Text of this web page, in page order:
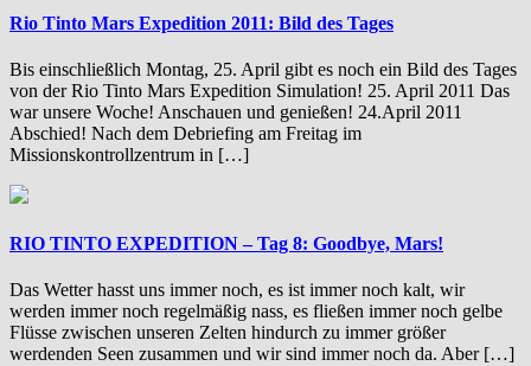
Rio Tinto Mars Expedition 2011: Bild des Tages
Bis einschließlich Montag, 25. April gibt es noch ein Bild des Tages
von der Rio Tinto Mars Expedition Simulation! 25. April 2011 Das
war unsere Woche! Anschauen und genießen! 24.April 2011
Abschied! Nach dem Debriefing am Freitag im
Missionskontrollzentrum in […]
RIO TINTO EXPEDITION – Tag 8: Goodbye, Mars!
Das Wetter hasst uns immer noch, es ist immer noch kalt, wir
werden immer noch regelmäßig nass, es fließen immer noch gelbe
Flüsse zwischen unseren Zelten hindurch zu immer größer
werdenden Seen zusammen und wir sind immer noch da. Aber […]